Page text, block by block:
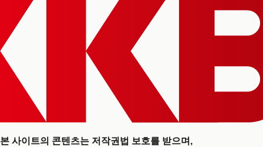
본 사이트의 콘텐츠는 저작권법 보호를 받으며,